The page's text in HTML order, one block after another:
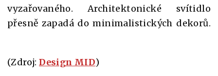
vyzařovaného. Architektonické svítidlo
přesně zapadá do minimalistických dekorů.
(Zdroj:Design MID)